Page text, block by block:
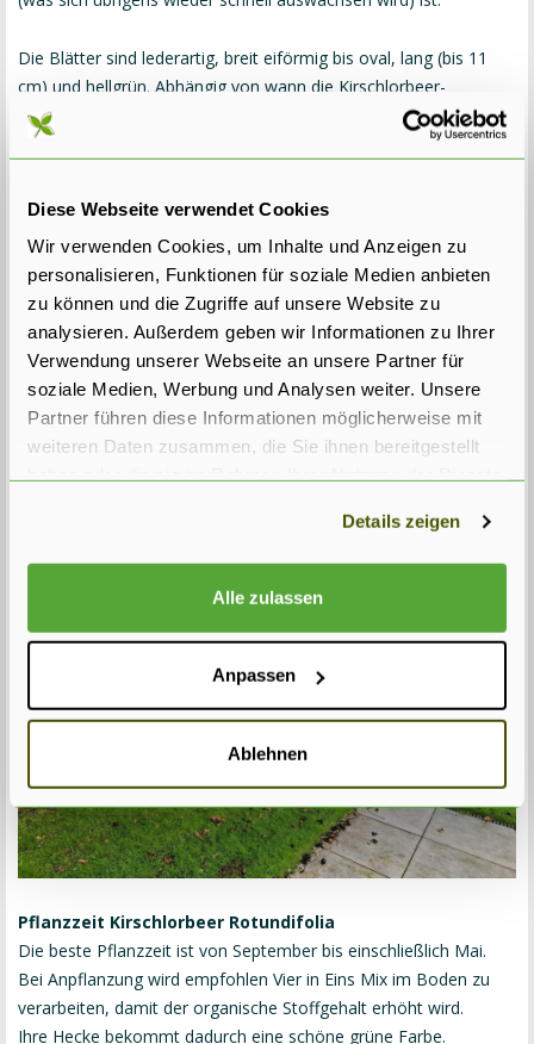
Diese Webseite verwendet Cookies
Wir verwenden Cookies, um Inhalte und Anzeigen zu
personalisieren, Funktionen für soziale Medien anbieten
zu können und die Zugriffe auf unsere Website zu
analysieren. Außerdem geben wir Informationen zu Ihrer
Verwendung unserer Webseite an unsere Partner für
soziale Medien, Werbung und Analysen weiter. Unsere
Partner führen diese Informationen möglicherweise mit
weiteren Daten zusammen, die Sie ihnen bereitgestellt
Details zeigen
Alle zulassen
Anpassen
Ablehnen
Die Blätter sind lederartig, breit eiförmig bis oval, lang (bis 11
cm) und hellgrün. Abhängig von wann die Kirschlorbeer-
Hecke geschnitten wird (lesen Sie unten weiter), kann der
Kirschlorbeer 'Rotundifolia' im Mai und Juni weiße Blüten zeigen.
und haben einen angenehmen Duft. Aus diesen Blüten
rot und schließlich blauschwarz verfärben. Diese Beeren sind
nicht essbar.
Standort Prunus laur. Rotundifolia
Der Kirschlorbeer 'Rotundifolia' kann Schatten ertragen, aber ist
in vollem Sonnenlicht schöner. Dieser immergrüne Strauch kann
in jeden Gartenboden gepflanzt werden, aber einen nahrhaften,
humusreichen und gut durchlässigen Boden hat seine Vorliebe.
Pflanzzeit Kirschlorbeer Rotundifolia
Die beste Pflanzzeit ist von September bis einschließlich Mai.
Bei Anpflanzung wird empfohlen Vier in Eins Mix im Boden zu
verarbeiten, damit der organische Stoffgehalt erhöht wird.
Ihre Hecke bekommt dadurch eine schöne grüne Farbe.